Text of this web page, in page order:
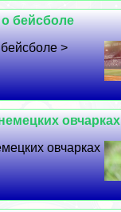
бейсболе
>
овчарках
овчарках